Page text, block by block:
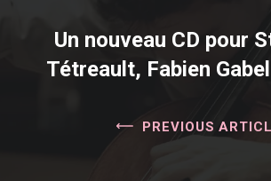
Un nouveau CD pour
Tétreault, Fabien Gabel
PREVIOUS